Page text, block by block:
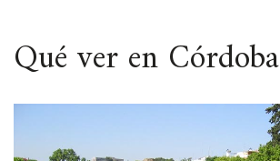
ESPACIO
Qué ver en Córdoba